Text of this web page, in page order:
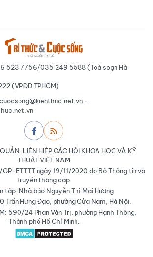
523 7756/035 249 5588 (Toà soạn Hà
(VPĐD TPHCM)
-
LIÊN HIỆP CÁC HỘI KHOA HỌC VÀ KỸ
THUẬT VIỆT NAM
BTTTT ngày 19/11/2020 do Bộ Thông tin và
Truyền thông cấp.
tập: Nhà báo Nguyễn Thị Mai Hương
Trần Hưng Đạo, phường Cửa Nam, Hà Nội.
590/24 Phan Văn Trị, phường Hạnh Thông,
Thành phố Hồ Chí Minh.